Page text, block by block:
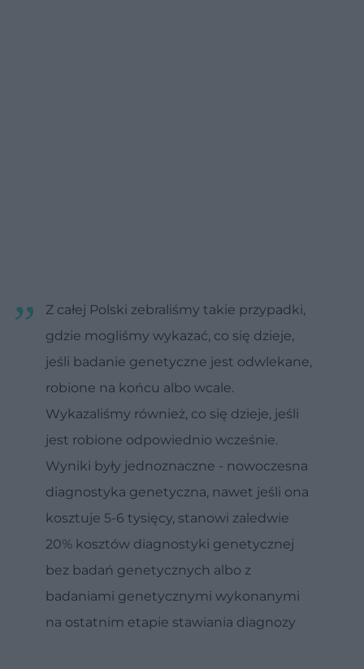
Z całej Polski zebraliśmy takie przypadki,
gdzie mogliśmy wykazać, co się dzieje,
jeśli badanie genetyczne jest odwlekane,
robione na końcu albo wcale.
Wykazaliśmy również, co się dzieje, jeśli
jest robione odpowiednio wcześnie.
Wyniki były jednoznaczne - nowoczesna
diagnostyka genetyczna, nawet jeśli ona
kosztuje 5-6 tysięcy, stanowi zaledwie
20% kosztów diagnostyki genetycznej
bez badań genetycznych albo z
badaniami genetycznymi wykonanymi
na ostatnim etapie stawiania diagnozy